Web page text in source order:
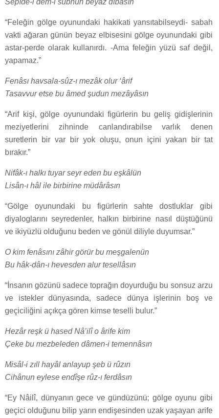
“Feleğin gölge oyunundaki hakikati yansıtabilseydi- sabah
vakti ağaran günün beyaz elbisesini gölge oyunundaki gibi
astar-perde olarak kullanırdı. -Ama feleğin yüzü saf değil,
yapamaz.”
Fenâsı havsala-sûz-ı mezâk olur ‘ârif
Tasavvur etse bu âmed şudun mezâyâsın
“Arif kişi, gölge oyunundaki figürlerin bu geliş gidişlerinin
meziyetlerini zihninde canlandırabilse varlık denen
suretlerin bir var bir yok oluşu, onun içini yakan bir tat
bırakır.”
Nifâk-ı halkı tuyar seyr eden bu eşkâlün
Lisân-ı hâl ile birbirine müdârâsın
“Gölge oyunundaki bu figürlerin sahte dostluklar gibi
diyaloglarını seyredenler, halkın birbirine nasıl düştüğünü
ve ikiyüzlü olduğunu beden ve gönül diliyle duyumsar.”
O kim fenâsını zâhir görür bu meşgalenün
Bu hâk-dân-ı hevesden alur tesellâsın
“İnsanın gözünü sadece toprağın doyurduğu bu sonsuz arzu
ve istekler dünyasında, sadece dünya işlerinin boş ve
geçiciliğini açıkça gören kimse teselli bulur.”
Hezâr reşk ü hased Nâ’ilî o ârife kim
Çeke bu mezbeleden dâmen-i temennâsın
Misâl-i zıll hayâl anlayup şeb ü rûzın
Cihânun eylese endîşe rûz-ı ferdâsın
“Ey Nâilî, dünyanın gece ve gündüzünü; gölge oyunu gibi
geçici olduğunu bilip yarın endişesinden uzak yaşayan arife